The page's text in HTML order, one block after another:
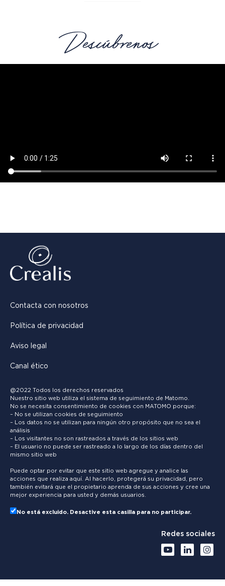
Descúbrenos
Contacta con nosotros
Política de privacidad
Aviso legal
Canal ético
@2022 Todos los derechos reservados
Nuestro sitio web utiliza el sistema de seguimiento de Matomo.
No se necesita consentimiento de cookies con MATOMO porque:
– No se utilizan cookies de seguimiento
– Los datos no se utilizan para ningún otro propósito que no sea el
análisis
– Los visitantes no son rastreados a través de los sitios web
– El usuario no puede ser rastreado a lo largo de los días dentro del
mismo sitio web
Puede optar por evitar que este sitio web agregue y analice las
acciones que realiza aquí. Al hacerlo, protegerá su privacidad, pero
también evitará que el propietario aprenda de sus acciones y cree una
mejor experiencia para usted y demás usuarios.
No está excluido. Desactive esta casilla para no participar.
Redes sociales